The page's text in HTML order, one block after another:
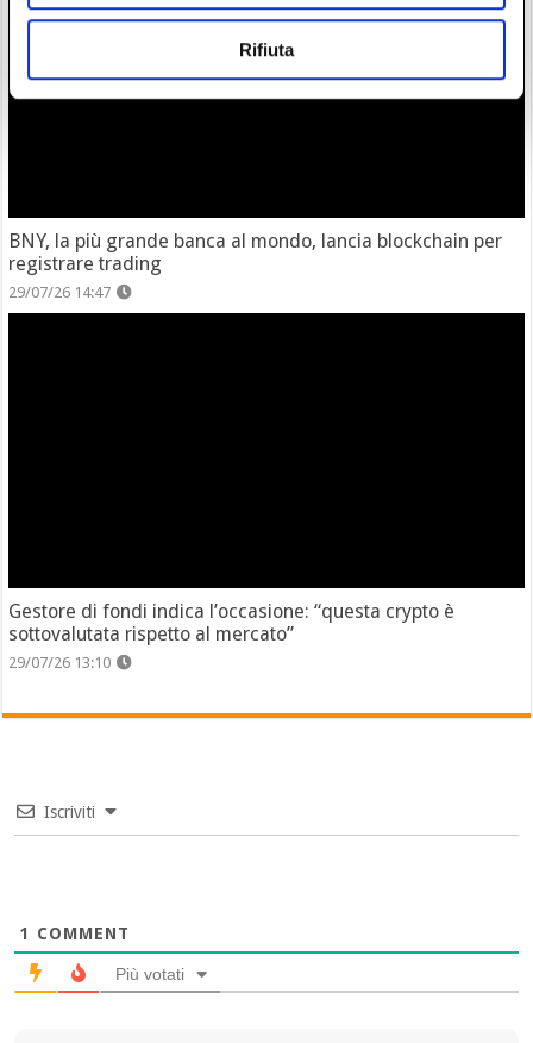
Rifiuta
BNY, la più grande banca al mondo, lancia blockchain per
registrare trading
29/07/26 14:47
Gestore di fondi indica l’occasione: “questa crypto è
sottovalutata rispetto al mercato”
29/07/26 13:10
Iscriviti
1 COMMENT
Più votati